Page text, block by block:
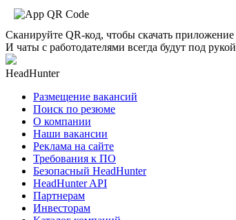
Сканируйте QR-код, чтобы скачать приложение
И чаты с работодателями всегда будут под рукой
HeadHunter
Размещение вакансий
Поиск по резюме
О компании
Наши вакансии
Реклама на сайте
Требования к ПО
Безопасный HeadHunter
HeadHunter API
Партнерам
Инвесторам